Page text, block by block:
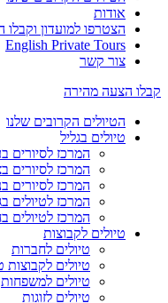
אודות
הצטרפו למועדון וקבלו
English Private Tours
צור קשר
קבלו הצעה מהירה
הטיולים הקרובים שלנו
טיולים בגליל
המרכז לסיורים
המרכז לסיורים
המרכז לסיורים
המרכז לטיולים
המרכז לטיולים
טיולים לקבוצות
טיולים לחברות
טיולים לקבוצות
טיולים למשפחות
טיולים לזוגות